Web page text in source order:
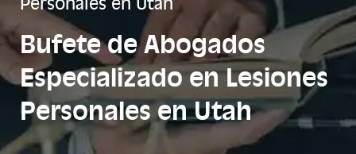
Personales en Utah
Bufete de Abogados
Especializado en Lesiones
Personales en Utah